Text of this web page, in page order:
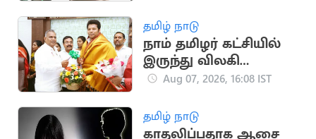
தமிழ் நாடு
நாம் தமிழர் கட்சியில்
இருந்து விலகி
தவெகவில் இணைந்த
Aug 07, 2026, 16:08 IST
தமிழ் நாடு